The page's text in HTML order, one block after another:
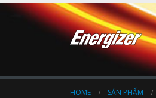
HOME SẢN PHẨM